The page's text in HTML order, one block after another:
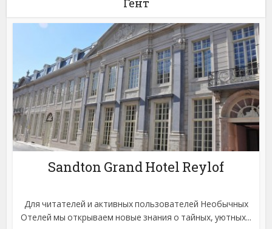
Гент
Sandton Grand Hotel Reylof
Для читателей и активных пользователей Необычных
Отелей мы открываем новые знания о тайных, уютных...